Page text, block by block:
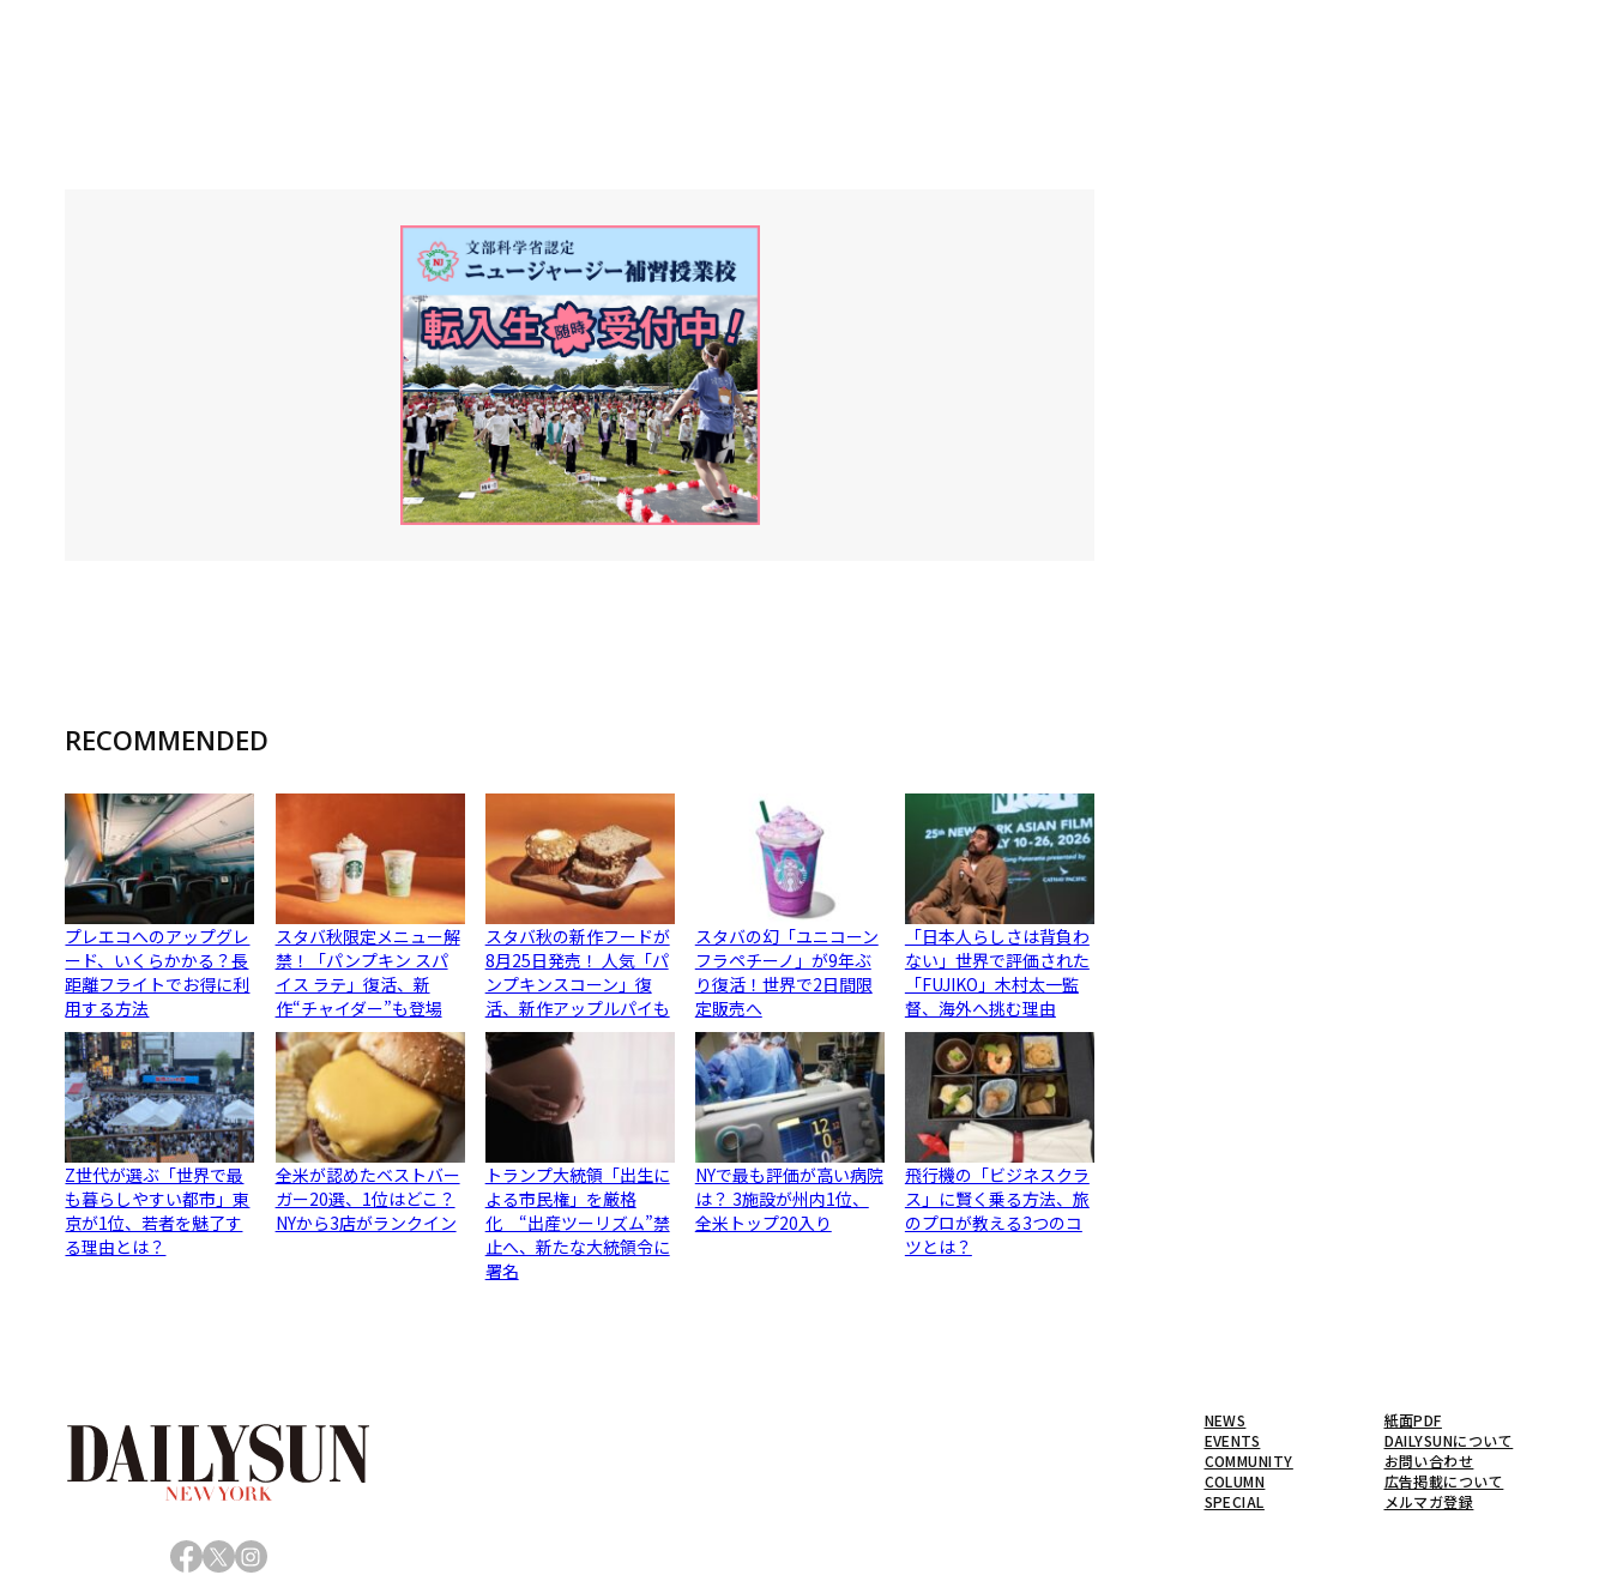
RECOMMENDED
プレエコへのアップグレ
ード、いくらかかる？長
距離フライトでお得に利
用する方法
スタバ秋限定メニュー解
禁！「パンプキン スパ
イス ラテ」復活、新
作“チャイダー”も登場
スタバ秋の新作フードが
8月25日発売！ 人気「パ
ンプキンスコーン」復
活、新作アップルパイも
スタバの幻「ユニコーン
フラペチーノ」が9年ぶ
り復活！世界で2日間限
定販売へ
「日本人らしさは背負わ
ない」世界で評価された
「FUJIKO」木村太一監
督、海外へ挑む理由
Z世代が選ぶ「世界で最
も暮らしやすい都市」東
京が1位、若者を魅了す
る理由とは？
全米が認めたベストバー
ガー20選、1位はどこ？
NYから3店がランクイン
トランプ大統領「出生に
よる市民権」を厳格
化 “出産ツーリズム”禁
止へ、新たな大統領令に
署名
NYで最も評価が高い病院
は？ 3施設が州内1位、
全米トップ20入り
飛行機の「ビジネスクラ
ス」に賢く乗る方法、旅
のプロが教える3つのコ
ツとは？
Facebook
X Instagram
NEWS
EVENTS
COMMUNITY
COLUMN
SPECIAL
紙面PDF
DAILYSUNについて
お問い合わせ
広告掲載について
メルマガ登録